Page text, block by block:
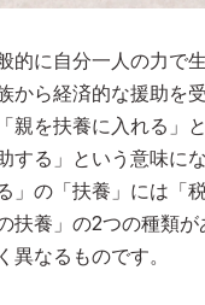
的に自分一人の力で
から経済的な援助を
親を扶養に入れる」
する」という意味に
」の「扶養」には「
扶養」の2つの種類
異なるものです。